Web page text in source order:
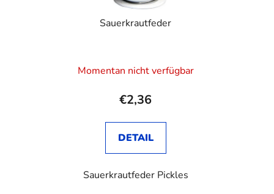
Sauerkrautfeder
Momentan nicht verfügbar
€2,36
DETAIL
Sauerkrautfeder Pickles